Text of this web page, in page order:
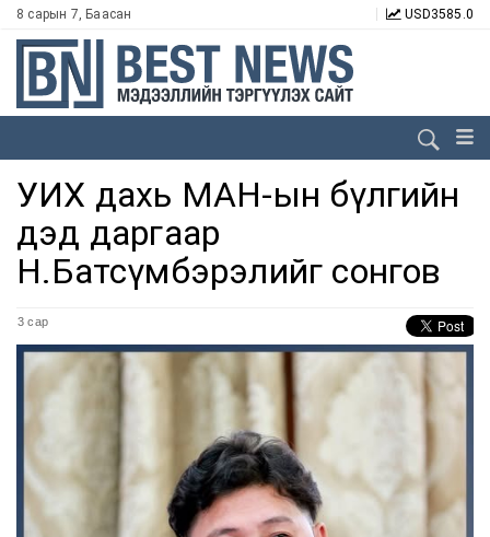
8 сарын 7, Баасан USD3585.0
УИХ дахь МАН-ын бүлгийн
дэд даргаар
Н.Батсүмбэрэлийг сонгов
3 сар